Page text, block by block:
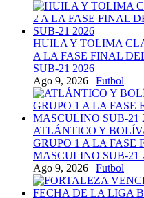
HUILA Y TOLIMA
A LA FASE FINAL
SUB-21 2026
Ago 9, 2026 | Futbol
ATLÁNTICO Y
GRUPO 1 A LA
MASCULINO SUB-21
Ago 9, 2026 | Futbol